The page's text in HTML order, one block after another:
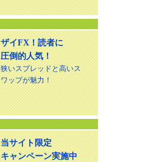
ザイFX！読者に
圧倒的人気！
狭いスプレッドと高いス
ワップが魅力！
当サイト限定
キャンペーン実施中